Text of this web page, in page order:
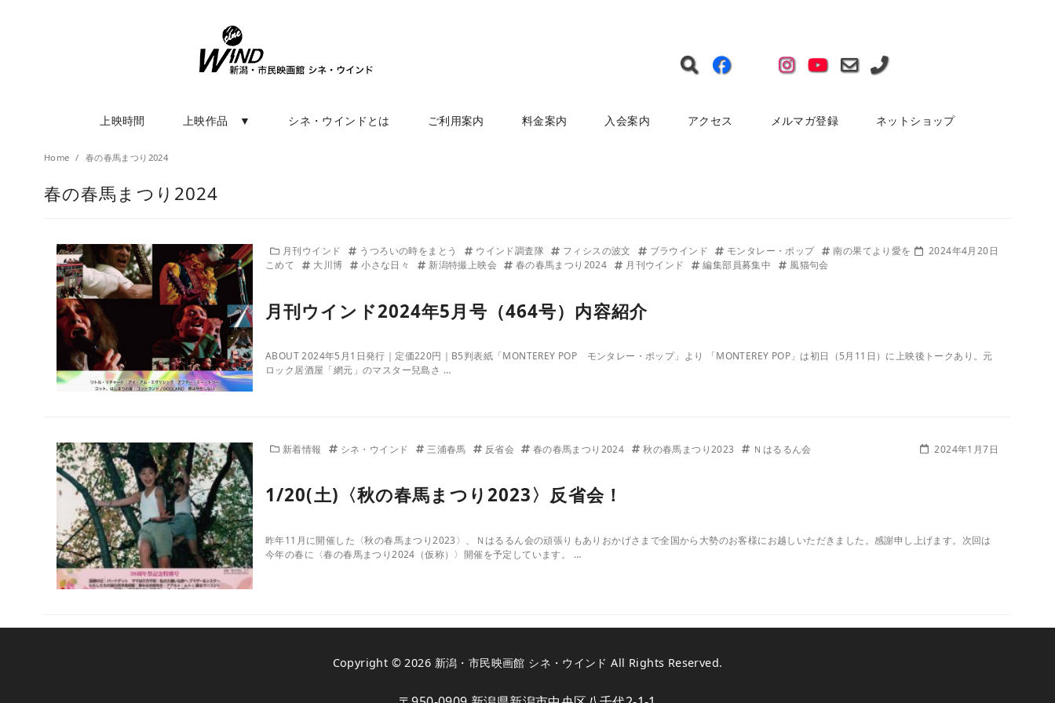
上映時間 上映作品 ▼ シネ・ウインドとは ご利用案内 料金案内 入会案内 アクセス メルマガ登録 ネットショップ
Home 春の春馬まつり2024
春の春馬まつり2024
月刊ウインド うつろいの時をまとう ウインド調査隊 フィシスの波文 ブラウインド モンタレー・ポップ
南の果てより愛を
こめて
大川博 小さな日々 新潟特撮上映会 春の春馬まつり2024 月刊ウインド 編集部員募集中 風猫句会
2024年4月20日
月刊ウインド2024年5月号（464号）内容紹介
ABOUT 2024年5月1日発行｜定価220円｜B5判表紙「MONTEREY POP モンタレー・ポップ」より 「MONTEREY POP」は初日（5月11日）に上映後トークあり。元
ロック居酒屋「網元」のマスター兒島さ …
新着情報 シネ・ウインド 三浦春馬 反省会 春の春馬まつり2024 秋の春馬まつり2023 Ｎはるるん会 2024年1月7日
1/20(土)〈秋の春馬まつり2023〉反省会！
昨年11月に開催した〈秋の春馬まつり2023〉、Ｎはるるん会の頑張りもありおかげさまで全国から大勢のお客様にお越しいただきました。感謝申し上げます。次回は
今年の春に〈春の春馬まつり2024（仮称）〉開催を予定しています。 …
Copyright © 2026 新潟・市民映画館 シネ・ウインド All Rights Reserved.